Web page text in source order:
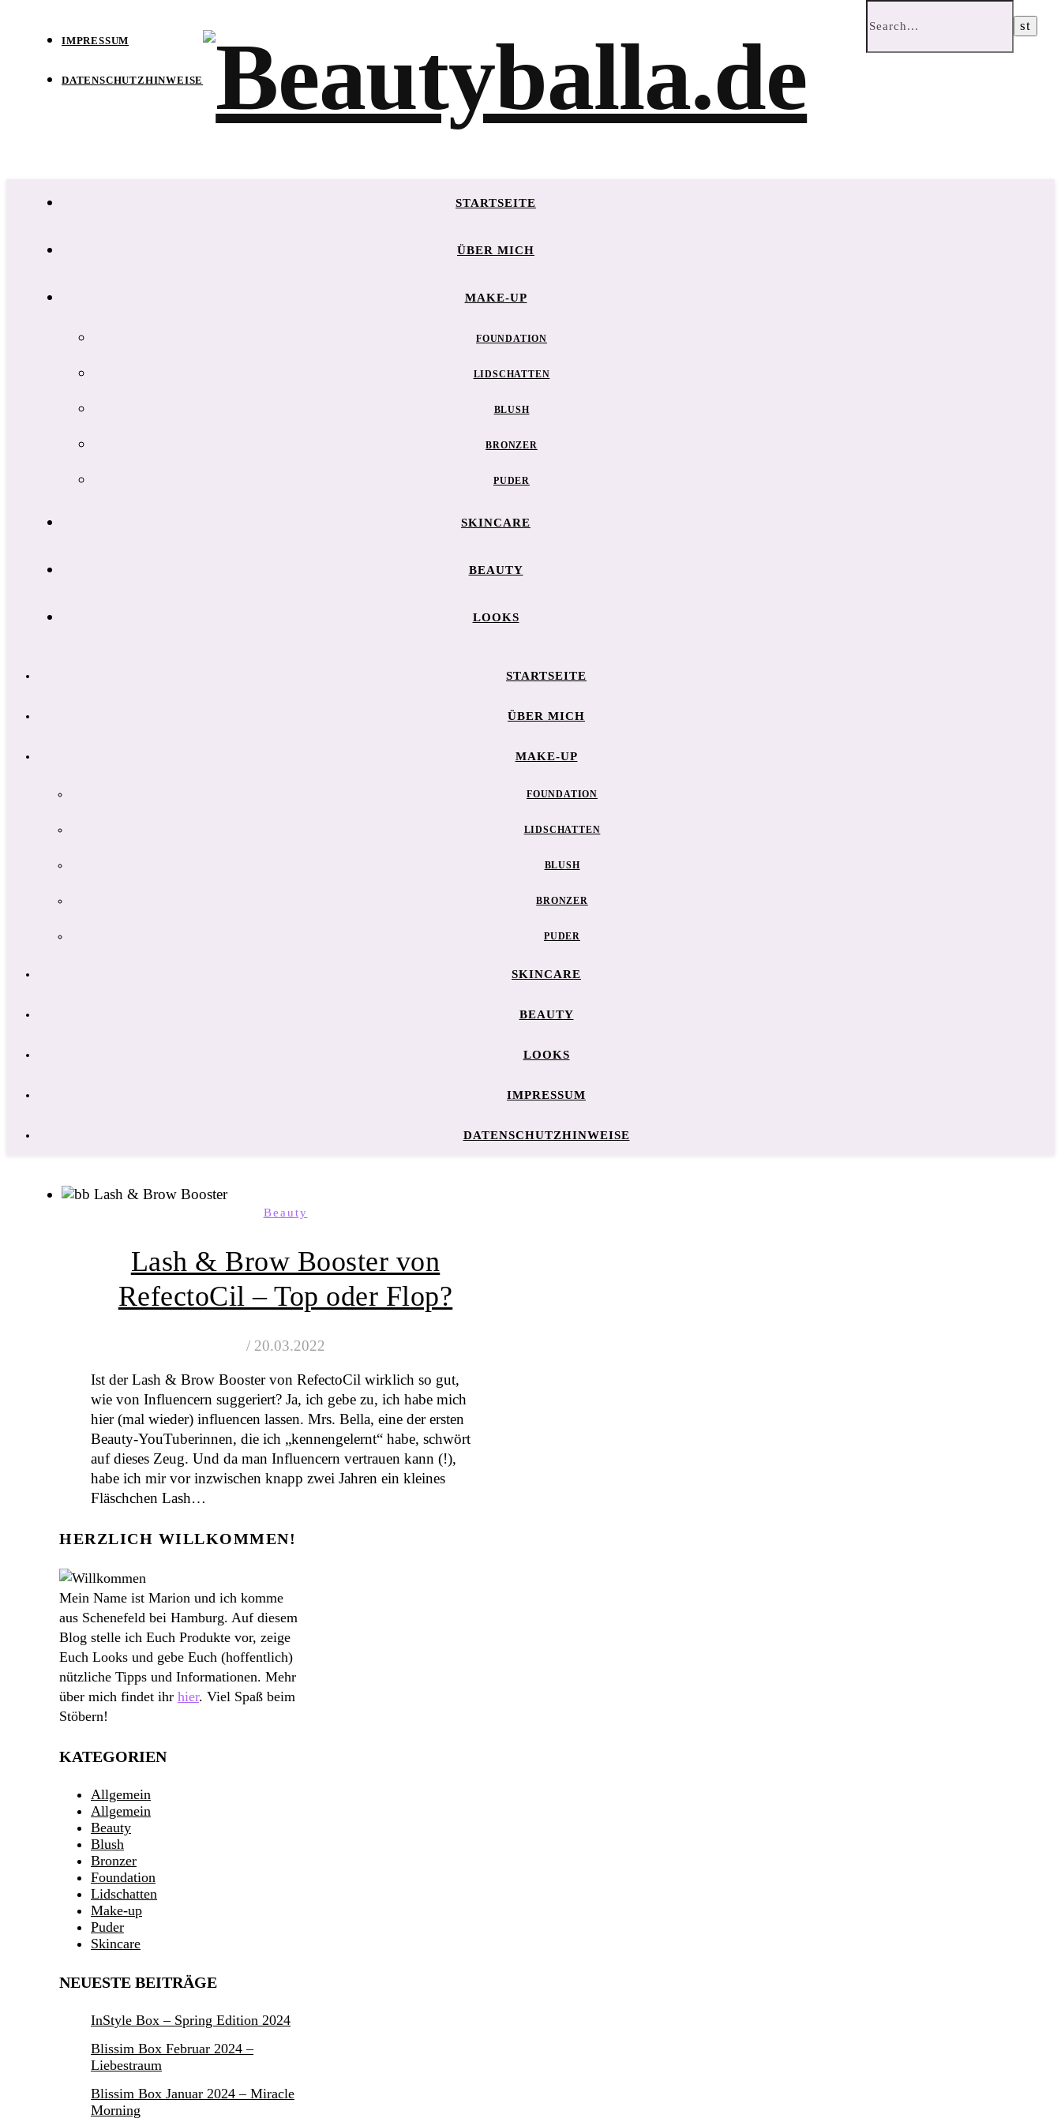
IMPRESSUM
DATENSCHUTZHINWEISE
STARTSEITE
ÜBER MICH
MAKE-UP
FOUNDATION
LIDSCHATTEN
BLUSH
BRONZER
PUDER
SKINCARE
BEAUTY
LOOKS
STARTSEITE
ÜBER MICH
MAKE-UP
FOUNDATION
LIDSCHATTEN
BLUSH
BRONZER
PUDER
SKINCARE
BEAUTY
LOOKS
IMPRESSUM
DATENSCHUTZHINWEISE
Beauty
Lash & Brow Booster von
RefectoCil – Top oder Flop?
/ 20.03.2022
Ist der Lash & Brow Booster von RefectoCil wirklich so gut,
wie von Influencern suggeriert? Ja, ich gebe zu, ich habe mich
hier (mal wieder) influencen lassen. Mrs. Bella, eine der ersten
Beauty-YouTuberinnen, die ich „kennengelernt“ habe, schwört
auf dieses Zeug. Und da man Influencern vertrauen kann (!),
habe ich mir vor inzwischen knapp zwei Jahren ein kleines
Fläschchen Lash…
HERZLICH WILLKOMMEN!
Mein Name ist Marion und ich komme
aus Schenefeld bei Hamburg. Auf diesem
Blog stelle ich Euch Produkte vor, zeige
Euch Looks und gebe Euch (hoffentlich)
nützliche Tipps und Informationen. Mehr
über mich findet ihr hier. Viel Spaß beim
Stöbern!
KATEGORIEN
Allgemein
Allgemein
Beauty
Blush
Bronzer
Foundation
Lidschatten
Make-up
Puder
Skincare
NEUESTE BEITRÄGE
InStyle Box – Spring Edition 2024
Blissim Box Februar 2024 –
Liebestraum
Blissim Box Januar 2024 – Miracle
Morning